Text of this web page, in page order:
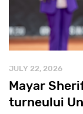
JULY 22, 2026
Mayar
turneului